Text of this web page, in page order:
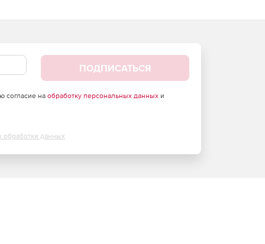
ПОДПИСАТЬСЯ
согласие на обработку персональных данныхи
обработки данных